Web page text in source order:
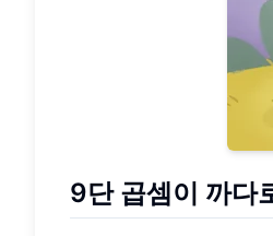
9단 곱셈이 까다